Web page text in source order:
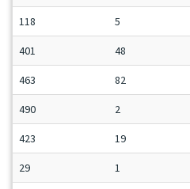
118 5
401 48
463 82
490 2
423 19
29 1